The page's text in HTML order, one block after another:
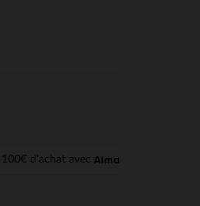
100€ d'achat avec